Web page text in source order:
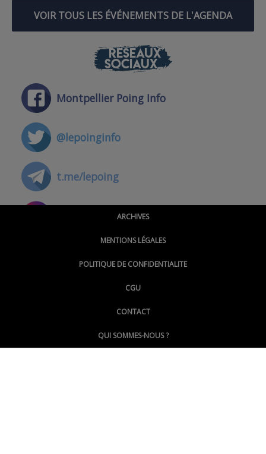
VOIR TOUS LES ÉVÉNEMENTS DE L'AGENDA
RÉSEAUX
SOCIAUX
Montpellier Poing Info
@lepoinginfo
t.me/lepoing
@montpellierpoinginfo
@LePoingMontpellier
ARCHIVES
MENTIONS LÉGALES
POLITIQUE DE CONFIDENTIALITE
CGU
CONTACT
QUI SOMMES-NOUS ?